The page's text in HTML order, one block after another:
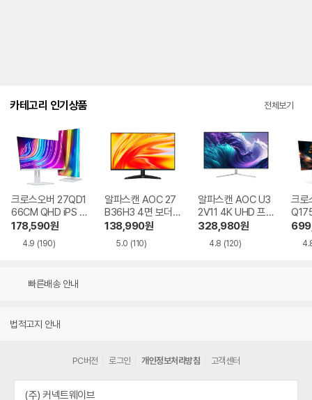
카테고리 인기상품 전체보기
크로스오버 27QD1
66CM QHD iPS U
SB-C 화이트 Ai 멀
티스탠드
178,590원
4.9 (190)
알파스캔 AOC 27
B36H3 4면 보더리
스 IPS 120 시력보
호 무결점
138,990원
5.0 (110)
알파스캔 AOC U3
2V11 4K UHD 프리
싱크 HDR 시력보호
무결점
328,980원
4.8 (120)
크로
Ai
빠른배송 안내
법적고지 안내
PC버전 로그인 개인정보처리방침 고객센터
(주) 커넥트웨이브